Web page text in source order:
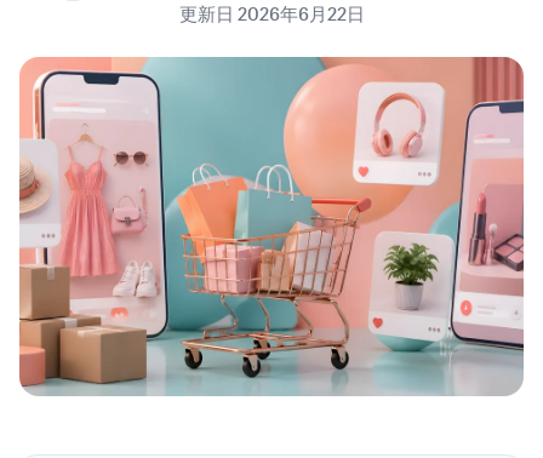
更新日 2026年6月22日